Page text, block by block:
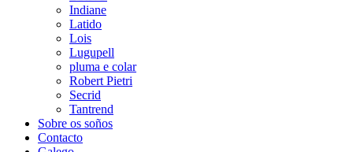
Indiane
Latido
Lois
Lugupell
pluma e colar
Robert Pietri
Secrid
Tantrend
Sobre os soños
Contacto